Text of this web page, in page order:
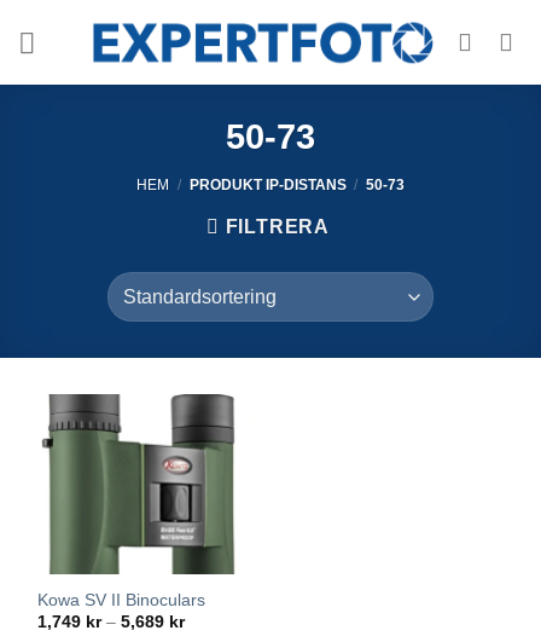
50-73
HEM / PRODUKT IP-DISTANS / 50-73
FILTRERA
Kowa SV II Binoculars
1,749 kr – 5,689 krPrisintervall: